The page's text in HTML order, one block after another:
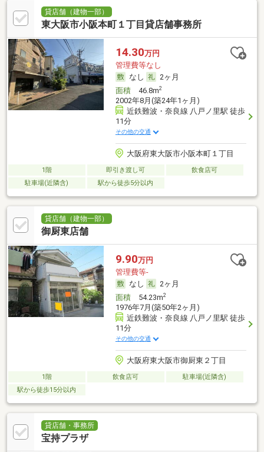
貸店舗（建物一部）
東大阪市小阪本町１丁目貸店舗事務所
14.30万円
管理費等なし
なし
2ヶ月
面積46.8m2
2002年8月(築24年1ヶ月)
近鉄難波・奈良線 八戸ノ里駅 徒歩
11分
その他の交通
大阪府東大阪市小阪本町１丁目
1階 即引き渡し可
飲食店可
駐車場(近隣含)
駅から徒歩5分以内
貸店舗（建物一部）
御厨東店舗
9.90万円
管理費等-
なし
2ヶ月
面積54.23m2
1976年7月(築50年2ヶ月)
近鉄難波・奈良線 八戸ノ里駅 徒歩
11分
その他の交通
大阪府東大阪市御厨東２丁目
1階 飲食店可
駐車場(近隣含)
駅から徒歩15分以内
貸店舗・事務所
宝持プラザ